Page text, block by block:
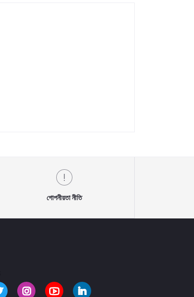
গোপনীয়তা নীতি